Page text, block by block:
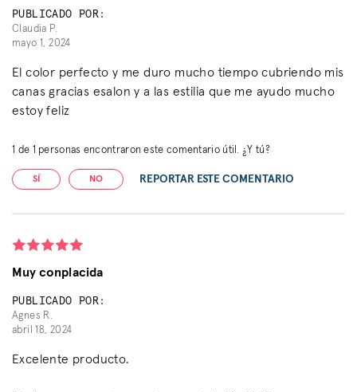
PUBLICADO POR:
Claudia P.
mayo 1, 2024
El color perfecto y me duro mucho tiempo cubriendo mis
canas gracias esalon y a las estilia que me ayudo mucho
estoy feliz
1 de 1 personas encontraron este comentario útil. ¿Y tú?
SÍ NO REPORTAR ESTE COMENTARIO
Muy conplacida
PUBLICADO POR:
Agnes R.
abril 18, 2024
Excelente producto.